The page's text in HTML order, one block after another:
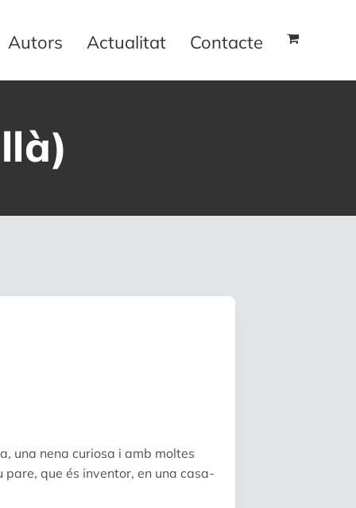
Autors Actualitat Contacte
una nena curiosa i amb moltes
pare, que és inventor, en una casa-